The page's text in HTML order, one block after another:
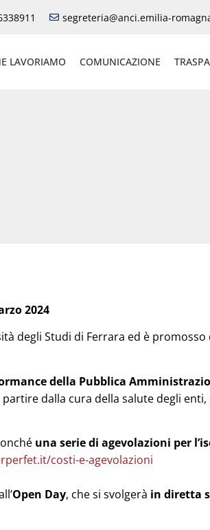
segreteria@anci.emilia-
LAVORIAMO COMUNICAZIONE
2024
degli Studi di Ferrara ed è
della Pubblica
dalla cura della salute degli enti,
una serie di agevolazioni per
costi-e-agevolazioni
Open Day, che si svolgerà in diretta